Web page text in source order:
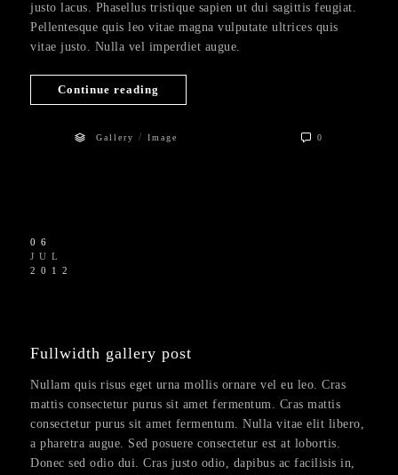
justo lacus. Phasellus tristique sapien ut dui sagittis feugiat.
Pellentesque quis leo vitae magna vulputate ultrices quis
vitae justo. Nulla vel imperdiet augue.
Continue reading
Gallery / Image 0
06
JUL
2012
Fullwidth gallery post
Nullam quis risus eget urna mollis ornare vel eu leo. Cras
mattis consectetur purus sit amet fermentum. Cras mattis
consectetur purus sit amet fermentum. Nulla vitae elit libero,
a pharetra augue. Sed posuere consectetur est at lobortis.
Donec sed odio dui. Cras justo odio, dapibus ac facilisis in,